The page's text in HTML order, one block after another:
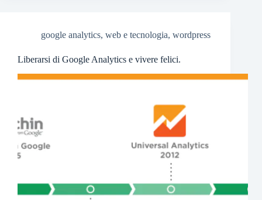
google analytics, web e tecnologia, wordpress
Liberarsi di Google Analytics e vivere felici.